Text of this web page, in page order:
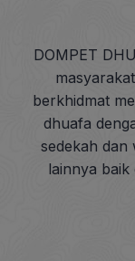
DOMPET
berkhidmat
dhuafa
sedekah dan
lainnya